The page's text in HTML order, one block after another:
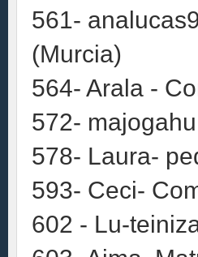
561-
(Murcia)
564- Arala -
572-
578- Laura-
593- Ceci-
602 - Lu-